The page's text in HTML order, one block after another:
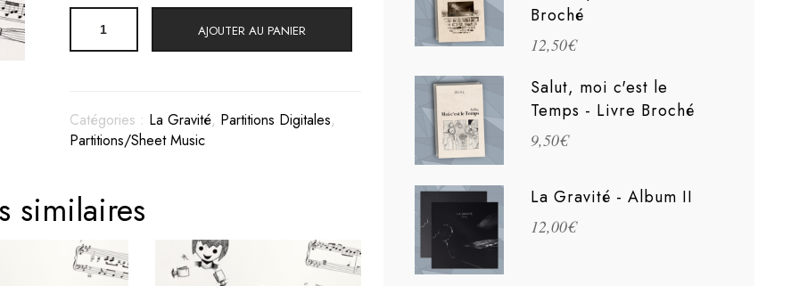
de
Le
(PDF)
AJOUTER AU PANIER
Catégories : La Gravité, Partitions Digitales,
Partitions/Sheet Music
similaires
Broché
12,50€
Salut, moi c'est le
Temps - Livre Broché
9,50€
La Gravité - Album II
12,00€